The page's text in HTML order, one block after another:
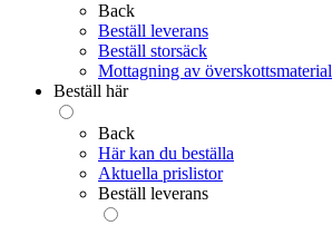
Back
Beställ leverans
Beställ storsäck
Mottagning av överskottsmaterial
Beställ här
Back
Här kan du beställa
Aktuella prislistor
Beställ leverans